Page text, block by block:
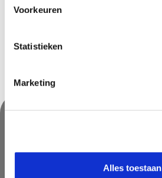
Voorkeuren
Statistieken
Marketing
Alles toestaan
Zwijndrecht
nouvelles. Abonnez vous à notre newsletter